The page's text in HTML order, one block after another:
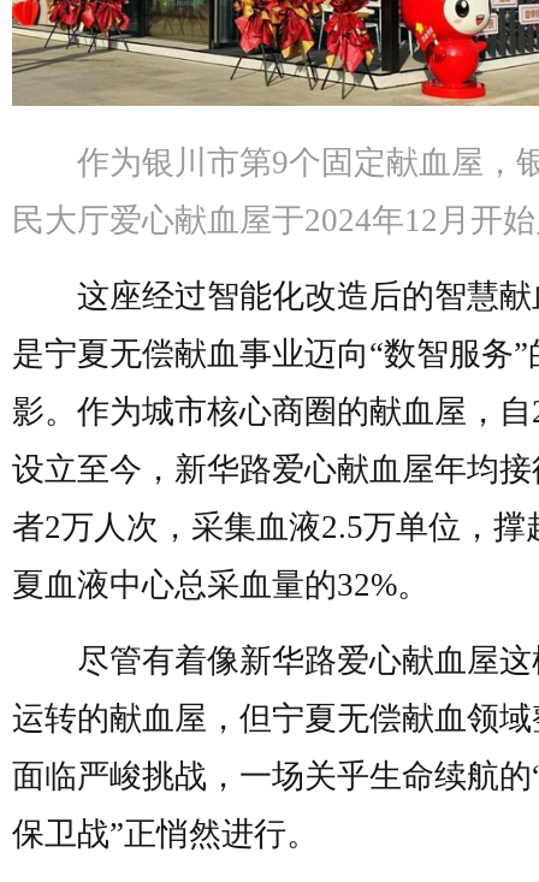
作为银川市第9个固定献血屋，
民大厅爱心献血屋于2024年12月开
这座经过智能化改造后的智慧献
是宁夏无偿献血事业迈向“数智服务”
影。作为城市核心商圈的献血屋，自
设立至今，新华路爱心献血屋年均
者2万人次，采集血液2.5万单位，撑
夏血液中心总采血量的32%。
尽管有着像新华路爱心献血屋这
运转的献血屋，但宁夏无偿献血领
面临严峻挑战，一场关乎生命续航的
保卫战”正悄然进行。